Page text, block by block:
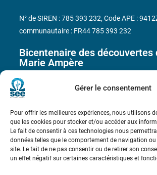
Gérer le consentement
Pour offrir les meilleures expériences, nous utilisons
que les cookies pour stocker et/ou accéder aux
Le fait de consentir à ces technologies nous
données telles que le comportement de navigation ou
site. Le fait de ne pas consentir ou de retirer son
un effet négatif sur certaines caractéristiques et
Bicentenaire des découvertes
Marie Ampère
Conditions Générales de Vente
Mentions légales
Contact
N° de SIREN : 785 393 232, Code APE :
communautaire : FR44 785 393 232